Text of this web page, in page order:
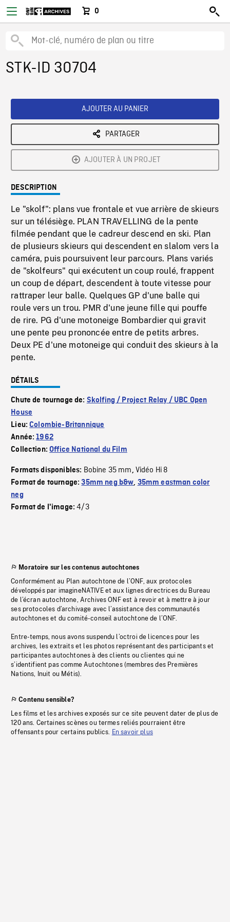
0
STK-ID 30704
AJOUTER AU PANIER
PARTAGER
AJOUTER À UN PROJET
DESCRIPTION
Le "skolf": plans vue frontale et vue arrière de skieurs
sur un télésiège. PLAN TRAVELLING de la pente
filmée pendant que le cadreur descend en ski. Plan
de plusieurs skieurs qui descendent en slalom vers la
caméra, puis poursuivent leur parcours. Plans variés
de "skolfeurs" qui exécutent un coup roulé, frappent
un coup de départ, descendent à toute vitesse pour
rattraper leur balle. Quelques GP d'une balle qui
roule vers un trou. PMR d'une jeune fille qui pouffe
de rire. PG d'une motoneige Bombardier qui gravit
une pente peu prononcée entre de petits arbres.
Deux PE d'une motoneige qui conduit des skieurs à la
pente.
DÉTAILS
Chute de tournage de: Skolfing / Project Relay / UBC Open
House
Lieu:Colombie-Britannique
Année:1962
Collection:Office National du Film
Formats disponibles: Bobine 35 mm, Vidéo Hi 8
Format de tournage:35mm neg b&w, 35mm eastman color
neg
Format de l'image:4/3
Moratoire sur les contenus autochtones
Conformément au Plan autochtone de l’ONF, aux protocoles
développés par imagineNATIVE et aux lignes directrices du Bureau
de l’écran autochtone, Archives ONF est à revoir et à mettre à jour
ses protocoles d’archivage avec l’assistance des communautés
autochtones et du comité-conseil autochtone de l’ONF.
Entre-temps, nous avons suspendu l’octroi de licences pour les
archives, les extraits et les photos représentant des participants et
participantes autochtones à des clients ou clientes qui ne
s’identifient pas comme Autochtones (membres des Premières
Nations, Inuit ou Métis).
Contenu sensible?
Les films et les archives exposés sur ce site peuvent dater de plus de
120 ans. Certaines scènes ou termes reliés pourraient être
offensants pour certains publics. En savoir plus